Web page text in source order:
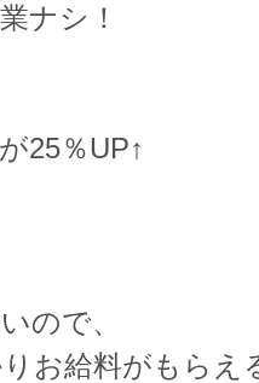
ナシ！
25％UP↑
ので、
お給料がもらえ